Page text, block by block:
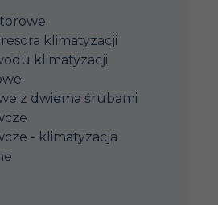
klimatyzacji
klimatyzacji
z dwiema śrubami
- klimatyzacja